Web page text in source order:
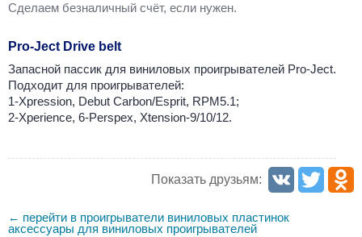
Cделаем безналичный счёт, если нужен.
Pro-Ject Drive belt
Запасной пассик для виниловых проигрывателей Pro-Ject.
Подходит для проигрывателей:
1-Xpression, Debut Carbon/Esprit, RPM5.1;
2-Xperience, 6-Perspex, Xtension-9/10/12.
Показать друзьям:
← перейти в проигрыватели виниловых пластинок
аксессуары для виниловых проигрывателей